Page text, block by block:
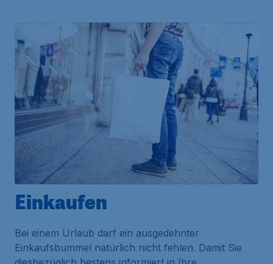
Einkaufen
Bei einem Urlaub darf ein ausgedehnter
Einkaufsbummel natürlich nicht fehlen. Damit Sie